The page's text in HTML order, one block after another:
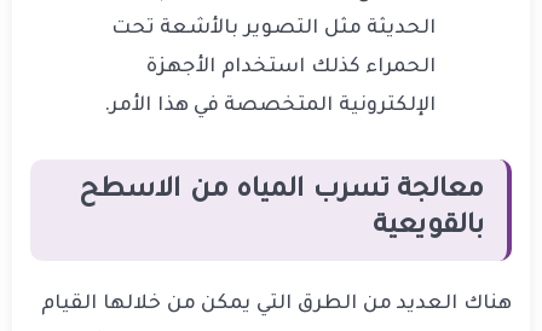
الحديثة مثل التصوير بالأشعة تحت
الحمراء كذلك استخدام الأجهزة
الإلكترونية المتخصصة في هذا الأمر.
معالجة تسرب المياه من الاسطح
بالقويعية
هناك العديد من الطرق التي يمكن من خلالها القيام